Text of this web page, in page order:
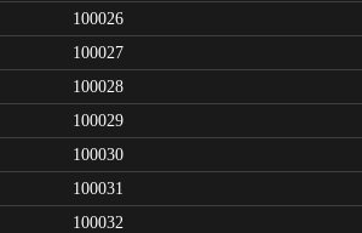
100026
100027
100028
100029
100030
100031
100032